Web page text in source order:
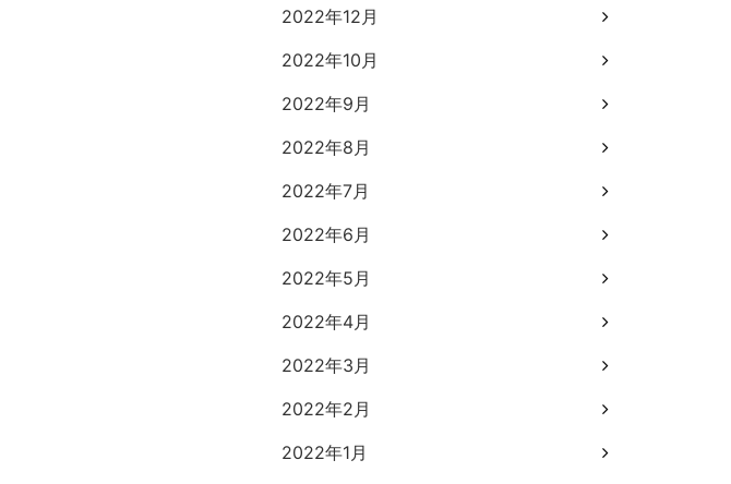
2022年12月
2022年10月
2022年9月
2022年8月
2022年7月
2022年6月
2022年5月
2022年4月
2022年3月
2022年2月
2022年1月